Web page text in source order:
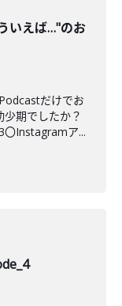
いえば…"のお
だけでお
期でしたか？
Instagramア...